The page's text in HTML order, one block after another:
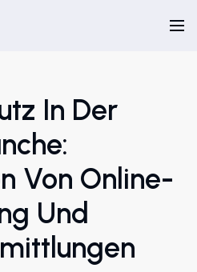
In Der
Von Online-
Und